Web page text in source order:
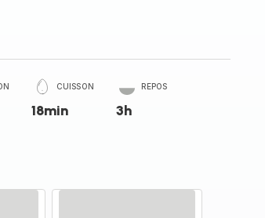
CUISSON
18min
REPOS
3h